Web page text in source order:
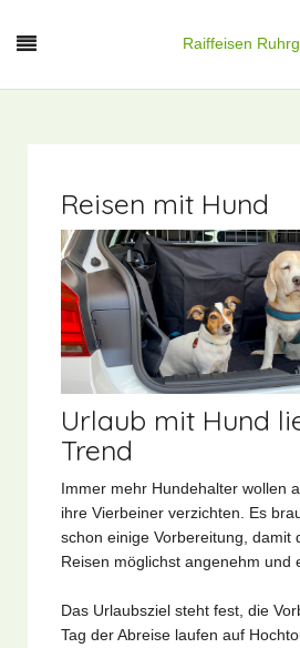
Raiffeisen
Reisen mit Hund
Urlaub mit Hund
Trend
Immer mehr Hundehalter wollen
ihre Vierbeiner verzichten. Es
schon einige Vorbereitung, damit
Reisen möglichst angenehm und
Das Urlaubsziel steht fest, die
Tag der Abreise laufen auf